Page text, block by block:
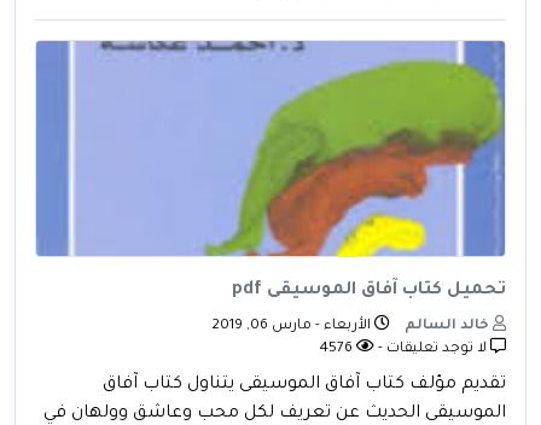
تحميل كتاب آفاق الموسيقى pdf
خالد السالم
الأربعاء - مارس 06, 2019
لا توجد تعليقات -
تقديم مؤلف كتاب آفاق الموسيقى يتناول كتاب آفاق
الموسيقى الحديث عن تعريف لكل محب وعاشق وولهان في